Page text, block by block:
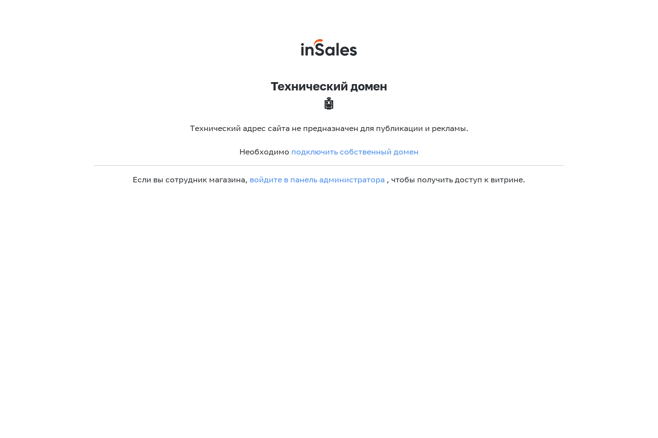
Технический домен
🤖
Технический адрес сайта не предназначен для публикации и рекламы.
Необходимо подключить собственный домен
Если вы сотрудник магазина, войдите в панель администратора , чтобы получить доступ к витрине.